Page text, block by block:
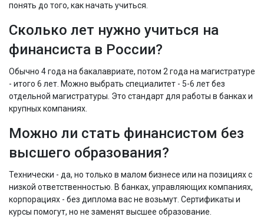
понять до того, как начать учиться.
Сколько лет нужно учиться на
финансиста в России?
Обычно 4 года на бакалавриате, потом 2 года на магистратуре
- итого 6 лет. Можно выбрать специалитет - 5-6 лет без
отдельной магистратуры. Это стандарт для работы в банках и
крупных компаниях.
Можно ли стать финансистом без
высшего образования?
Технически - да, но только в малом бизнесе или на позициях с
низкой ответственностью. В банках, управляющих компаниях,
корпорациях - без диплома вас не возьмут. Сертификаты и
курсы помогут, но не заменят высшее образование.